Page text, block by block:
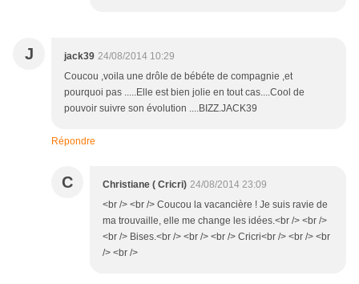
J jack39 24/08/2014 10:29
Coucou ,voila une drôle de bébéte de compagnie ,et
pourquoi pas .....Elle est bien jolie en tout cas....Cool de
pouvoir suivre son évolution ....BIZZ.JACK39
Répondre
C Christiane ( Cricri) 24/08/2014 23:09
<br /> <br /> Coucou la vacancière ! Je suis ravie de
ma trouvaille, elle me change les idées.<br /> <br />
<br /> Bises.<br /> <br /> <br /> Cricri<br /> <br /> <br
/> <br />